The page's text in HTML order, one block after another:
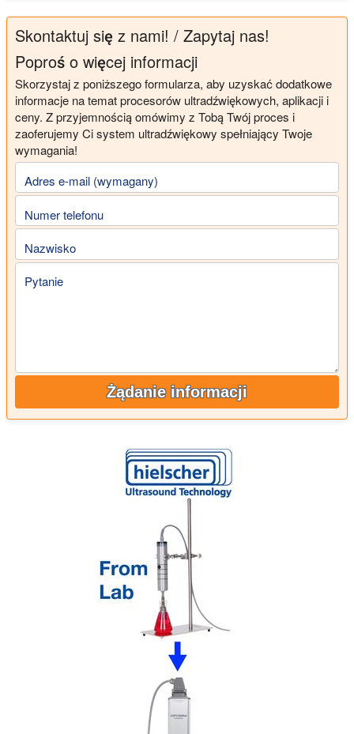
Skontaktuj się z nami! / Zapytaj nas!
Poproś o więcej informacji
Skorzystaj z poniższego formularza, aby uzyskać dodatkowe
informacje na temat procesorów ultradźwiękowych, aplikacji i
ceny. Z przyjemnością omówimy z Tobą Twój proces i
zaoferujemy Ci system ultradźwiękowy spełniający Twoje
wymagania!
Adres e-mail (wymagany)
Numer telefonu
Nazwisko
Pytanie
Żądanie informacji